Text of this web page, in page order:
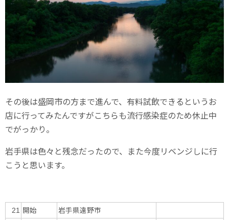
その後は盛岡市の方まで進んで、有料試飲できるというお
店に行ってみたんですがこちらも流行感染症のため休止中
でがっかり。
岩手県は色々と残念だったので、また今度リベンジしに行
こうと思います。
21 開始 岩手県遠野市